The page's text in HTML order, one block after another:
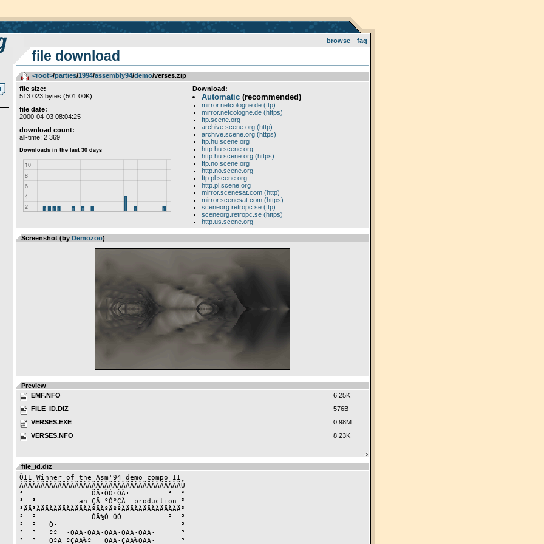
browse faq
file download
<root>­/­parties­/­1994­/­assembly94­/­demo/verses.zip
file size:
513 023 bytes (501.00K)
file date:
2000-04-03 08:04:25
download count:
all-time: 2 369
Download:
Automatic(recommended)
mirror.netcologne.de (ftp)
mirror.netcologne.de (https)
ftp.scene.org
archive.scene.org (http)
archive.scene.org (https)
ftp.hu.scene.org
http.hu.scene.org
http.hu.scene.org (https)
ftp.no.scene.org
http.no.scene.org
ftp.pl.scene.org
http.pl.scene.org
mirror.scenesat.com (http)
mirror.scenesat.com (https)
sceneorg.retropc.se (ftp)
sceneorg.retropc.se (https)
http.us.scene.org
Screenshot (by Demozoo)
Preview
EMF.NFO
6.25K
FILE_ID.DIZ
576B
VERSES.EXE
0.98M
VERSES.NFO
8.23K
file_id.diz
ÕÍÍ Winner of the Asm'94 demo compo ÍÍ¸
ÀÄÄÄÄÄÄÄÄÄÄÄÄÄÄÄÄÄÄÄÄÄÄÄÄÄÄÄÄÄÄÄÄÄÄÄÄÄÙ
³                ÖÄ·ÖÒ·ÖÄ·         ³  ³
³  ³          an ÇÄ ºÓºÇÄ  production ³
³ÄÄ³ÄÄÄÄÄÄÄÄÄÄÄÄÄºÄÄºÄººÄÄÄÄÄÄÄÄÄÄÄÄÄÄ³
³  ³             ÓÄ½Ó ÓÓ           ³  ³
³  ³   Ö·                             ³
³  ³   ºº  ·ÖÄÄ·ÖÄÄ·ÖÄÄ·ÖÄÄ·ÖÄÄ·      ³
³  ³   ÓºÄ ºÇÄÄ½º   ÓÄÄ·ÇÄÄ½ÓÄÄ·      ³